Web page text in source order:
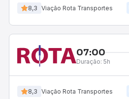
8,3 Viação Rota Transportes
07:00
Duração: 5h
8,3 Viação Rota Transportes